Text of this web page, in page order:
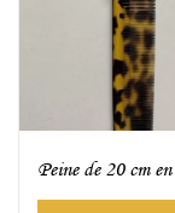
Peine de 20 cm